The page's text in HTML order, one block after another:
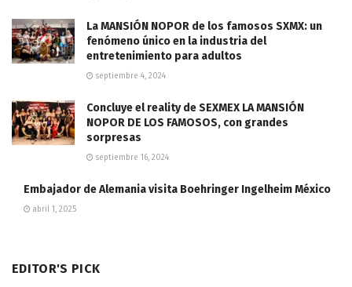
La MANSIÓN NOPOR de los famosos SXMX: un
fenómeno único en la industria del
entretenimiento para adultos
septiembre 4, 2024
Concluye el reality de SEXMEX LA MANSIÓN
NOPOR DE LOS FAMOSOS, con grandes
sorpresas
septiembre 16, 2024
Embajador de Alemania visita Boehringer Ingelheim México
abril 1, 2025
EDITOR'S PICK